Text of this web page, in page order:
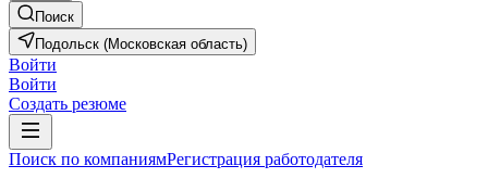
Поиск
Подольск (Московская область)
Войти
Войти
Создать резюме
Поиск по компаниямРегистрация работодателя